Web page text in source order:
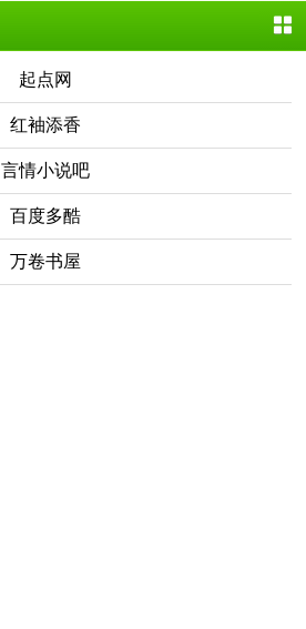
起点网
红袖添香
言情小说吧
百度多酷
万卷书屋